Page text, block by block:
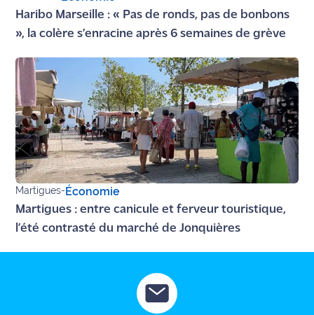
Haribo Marseille : « Pas de ronds, pas de bonbons
», la colère s’enracine après 6 semaines de grève
Martigues-Économie
Martigues : entre canicule et ferveur touristique,
l’été contrasté du marché de Jonquières